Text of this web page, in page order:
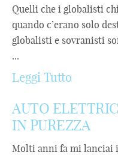
Quelli che i globalisti
quando c’erano solo
globalisti e sovranisti
...
Leggi Tutto
AUTO
IN PUREZZA
Molti anni fa mi lanciai